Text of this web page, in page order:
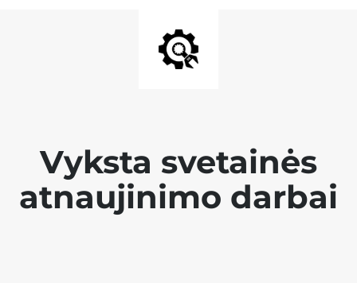
Vyksta svetainės
atnaujinimo darbai